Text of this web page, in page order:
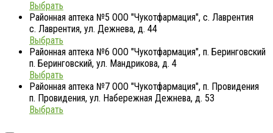
Выбрать
Районная аптека №5 ООО "Чукотфармация", с. Лаврентия
с. Лаврентия, ул. Дежнева, д. 44
Выбрать
Районная аптека №6 ООО "Чукотфармация", п. Беринговский
п. Беринговский, ул. Мандрикова, д. 4
Выбрать
Районная аптека №7 ООО "Чукотфармация", п. Провидения
п. Провидения, ул. Набережная Дежнева, д. 53
Выбрать